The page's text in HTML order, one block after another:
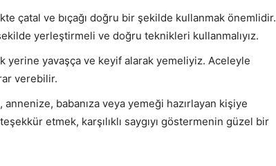
çatal ve bıçağı doğru bir şekilde kullanmak önemlidir.
yerleştirmeli ve doğru teknikleri kullanmalıyız.
yerine yavaşça ve keyif alarak yemeliyiz. Aceleyle
verebilir.
babanıza veya yemeği hazırlayan kişiye
etmek, karşılıklı saygıyı göstermenin güzel bir